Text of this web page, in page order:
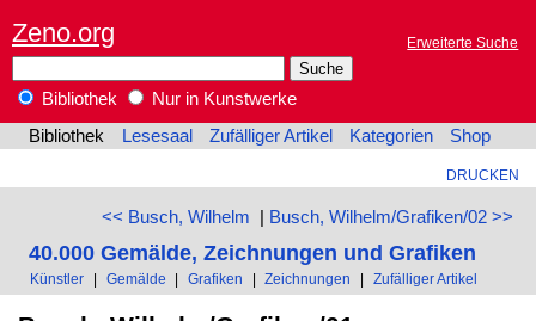
Zeno.org Erweiterte Suche
Bibliothek
Nur in Kunstwerke
Bibliothek
Lesesaal Zufälliger Artikel Kategorien Shop
DRUCKEN
<< Busch, Wilhelm | Busch, Wilhelm/Grafiken/02 >>
40.000 Gemälde, Zeichnungen und Grafiken
Künstler | Gemälde | Grafiken | Zeichnungen | Zufälliger Artikel